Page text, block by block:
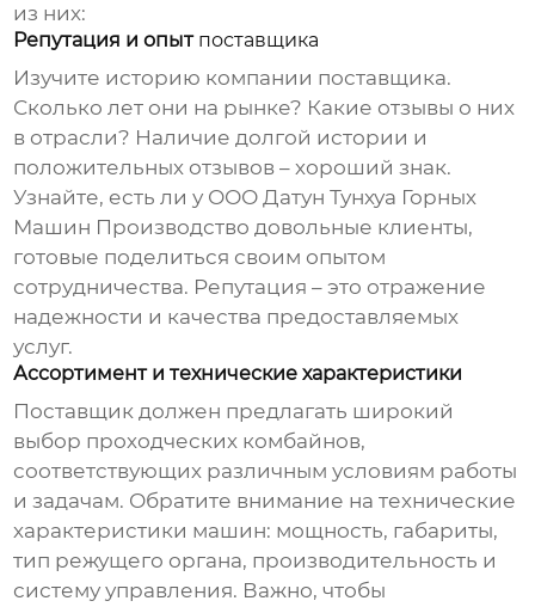
из них:
Репутация и опыт поставщика
Изучите историю компании поставщика.
Сколько лет они на рынке? Какие отзывы о них
в отрасли? Наличие долгой истории и
положительных отзывов – хороший знак.
Узнайте, есть ли у ООО Датун Тунхуа Горных
Машин Производство довольные клиенты,
готовые поделиться своим опытом
сотрудничества. Репутация – это отражение
надежности и качества предоставляемых
услуг.
Ассортимент и технические характеристики
Поставщик должен предлагать широкий
выбор проходческих комбайнов,
соответствующих различным условиям работы
и задачам. Обратите внимание на технические
характеристики машин: мощность, габариты,
тип режущего органа, производительность и
систему управления. Важно, чтобы